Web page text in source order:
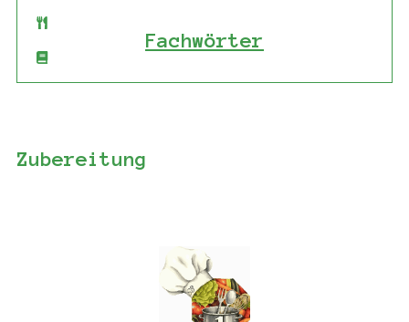
Fachwörter
Zubereitung